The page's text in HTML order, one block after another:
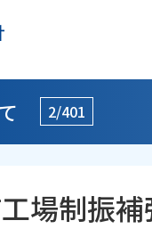
2/401
場制振補